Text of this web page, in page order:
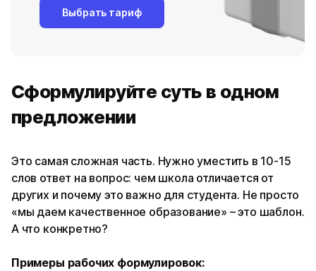
Выбрать тариф
Сформулируйте суть в одном
предложении
Это самая сложная часть. Нужно уместить в 10-15
слов ответ на вопрос: чем школа отличается от
других и почему это важно для студента. Не просто
«мы даем качественное образование» – это шаблон.
А что конкретно?
Примеры рабочих формулировок: